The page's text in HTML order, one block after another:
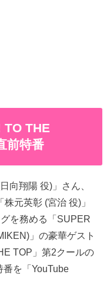
THE
前特番
向翔陽 役)」さん、
元英彰 (宮治 役)」
を務める「SUPER
」の豪華ゲスト
TOP」第2クールの
番を「YouTube